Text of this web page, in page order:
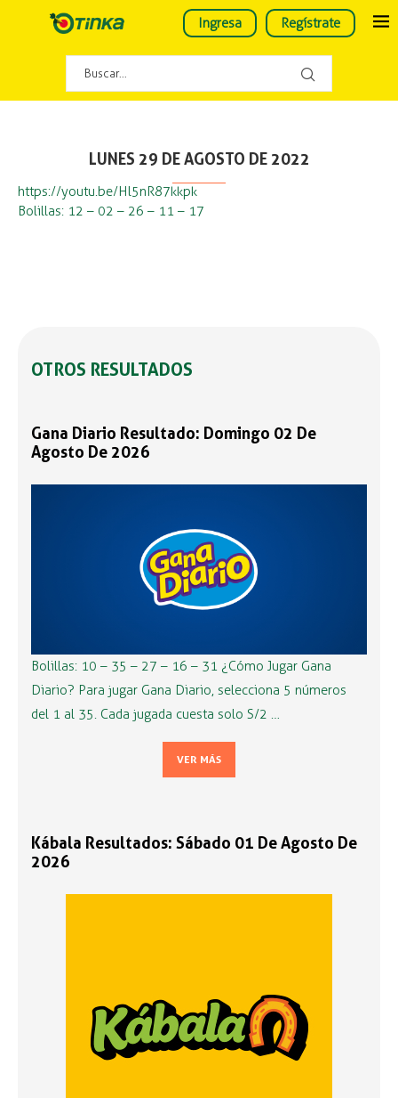
Ingresa Regístrate
LUNES 29 DE AGOSTO DE 2022
https://youtu.be/Hl5nR87kkpk
Bolillas: 12 – 02 – 26 – 11 – 17
OTROS RESULTADOS
Gana Diario Resultado: Domingo 02 De
Agosto De 2026
Bolillas: 10 – 35 – 27 – 16 – 31 ¿Cómo Jugar Gana
Diario? Para jugar Gana Diario, selecciona 5 números
del 1 al 35. Cada jugada cuesta solo S/2 …
VER MÁS
Kábala Resultados: Sábado 01 De Agosto De
2026